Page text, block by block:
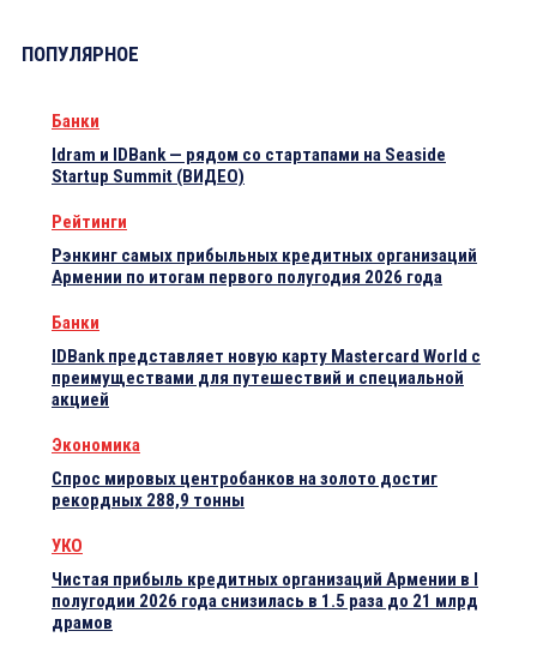
ПОПУЛЯРНОЕ
Банки
Idram и IDBank — рядом со стартапами на Seaside
Startup Summit (ВИДЕО)
Рейтинги
Рэнкинг самых прибыльных кредитных организаций
Армении по итогам первого полугодия 2026 года
Банки
IDBank представляет новую карту Mastercard World с
преимуществами для путешествий и специальной
акцией
Экономика
Спрос мировых центробанков на золото достиг
рекордных 288,9 тонны
УКО
Чистая прибыль кредитных организаций Армении в I
полугодии 2026 года снизилась в 1.5 раза до 21 млрд
драмов